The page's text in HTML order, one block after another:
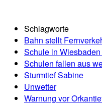
Schlagworte
Bahn stellt
Schule in
Schulen fallen aus
Sturmtief Sabine
Unwetter
Warnung vor